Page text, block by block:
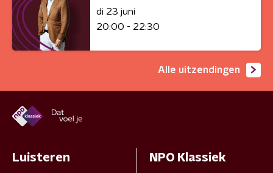
di 23 juni
20:00 - 22:30
Alle uitzendingen
Luisteren NPO Klassiek